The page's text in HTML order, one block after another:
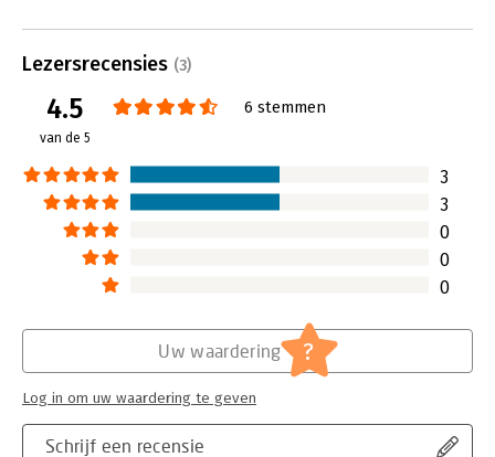
Lees verder
deze
Lezersrecensies (3)
4.5
van de 5
6 stemmen
3
3
0
0
0
Schrijf een recensie
Uw waardering ?
Log in om uw waardering te geven